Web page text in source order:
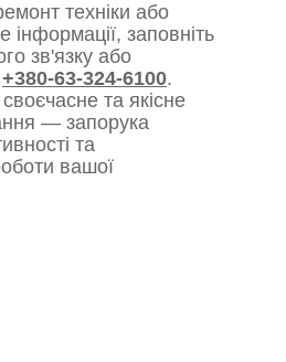
техніки або
інформації, заповніть
зв'язку або
+380-63-324-6100.
та якісне
— запорука
та
вашої